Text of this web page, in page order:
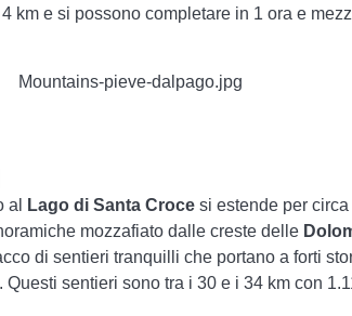
km e si possono completare in 1 ora e
al Lago di Santa Crocesi estende per circa
mozzafiato dalle creste delle
di sentieri tranquilli che portano a forti
Questi sentieri sono tra i 30 e i 34 km con